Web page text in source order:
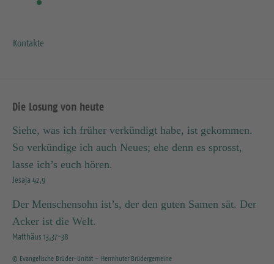
Kontakte
Die Losung von heute
Siehe, was ich früher verkündigt habe, ist gekommen.
So verkündige ich auch Neues; ehe denn es sprosst,
lasse ich’s euch hören.
Jesaja 42,9
Der Menschensohn ist’s, der den guten Samen sät. Der
Acker ist die Welt.
Matthäus 13,37-38
© Evangelische Brüder-Unität – Herrnhuter Brüdergemeine